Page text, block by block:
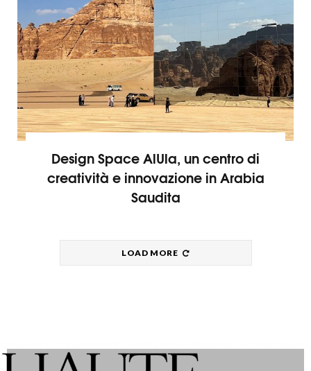
Design Space AlUla, un centro di
creatività e innovazione in Arabia
Saudita
LOAD MORE